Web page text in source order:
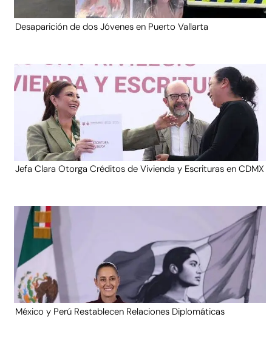
Desaparición de dos Jóvenes en Puerto Vallarta
Jefa Clara Otorga Créditos de Vivienda y Escrituras en CDMX
México y Perú Restablecen Relaciones Diplomáticas